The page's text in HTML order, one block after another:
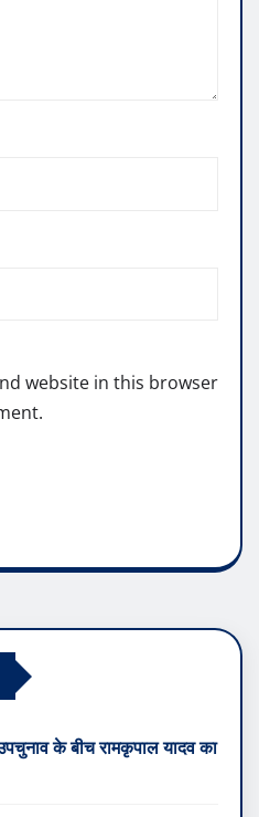
website in this browser
के बीच रामकृपाल यादव का